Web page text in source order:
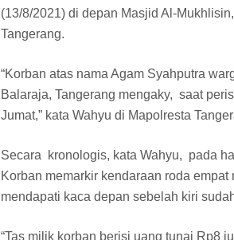
(13/8/2021) di depan Masjid Al-
Tangerang.
“Korban atas nama Agam Syahputra
Balaraja, Tangerang mengaky, saat
Jumat,” kata Wahyu di Mapolresta
Secara kronologis, kata Wahyu, pada
Korban memarkir kendaraan roda
mendapati kaca depan sebelah kiri
“Tas milik korban berisi uang tunai Rp8